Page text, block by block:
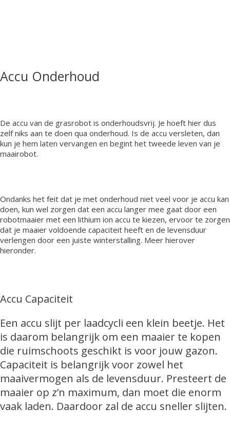
Accu Onderhoud
De accu van de grasrobot is onderhoudsvrij. Je hoeft hier dus
zelf niks aan te doen qua onderhoud. Is de accu versleten, dan
kun je hem laten vervangen en begint het tweede leven van je
maairobot.
Ondanks het feit dat je met onderhoud niet veel voor je accu kan
doen, kun wel zorgen dat een accu langer mee gaat door een
robotmaaier met een lithium ion accu te kiezen, ervoor te zorgen
dat je maaier voldoende capaciteit heeft en de levensduur
verlengen door een juiste winterstalling. Meer hierover
hieronder.
Accu Capaciteit
Een accu slijt per laadcycli een klein beetje. Het
is daarom belangrijk om een maaier te kopen
die ruimschoots geschikt is voor jouw gazon.
Capaciteit is belangrijk voor zowel het
maaivermogen als de levensduur. Presteert de
maaier op z’n maximum, dan moet die enorm
vaak laden. Daardoor zal de accu sneller slijten.